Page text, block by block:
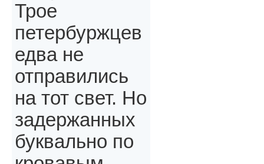
Трое
петербуржцев
едва не
отправились
на тот свет. Но
задержанных
буквально по